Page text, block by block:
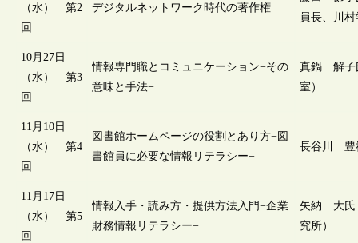
（水） 第2
回
デジタルネットワーク時代の著作権
員長、川
10月27日
（水） 第3
回
情報専門職とコミュニケーション−その
意味と手法−
真鍋 解子
室）
11月10日
（水） 第4
回
図書館ホームページの役割とあり方−図
書館員に必要な情報リテラシー−
長谷川 豊
11月17日
（水） 第5
回
情報入手・読み方・提供方法入門−企業
財務情報リテラシー−
矢納 大氏
究所）